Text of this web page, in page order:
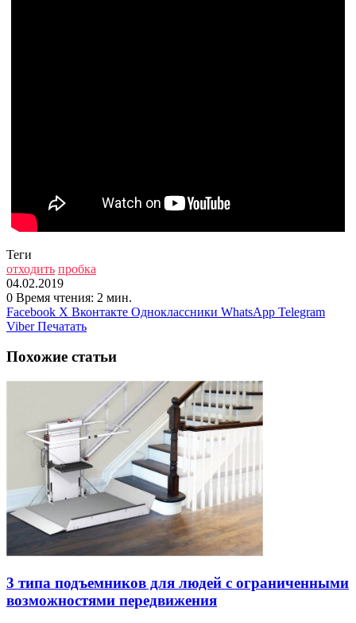
Теги
отходить пробка
04.02.2019
0 Время чтения: 2 мин.
Facebook X Вконтакте Одноклассники WhatsApp Telegram
Viber Печатать
Похожие статьи
3 типа подъемников для людей с ограниченными
возможностями передвижения